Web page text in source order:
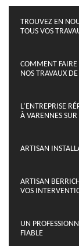
TROUVEZ EN
TOUS VOS
COMMENT FAIRE
NOS TRAVAUX
L’ENTREPRISE
À VARENNES
ARTISAN
ARTISAN
VOS
UN
FIABLE